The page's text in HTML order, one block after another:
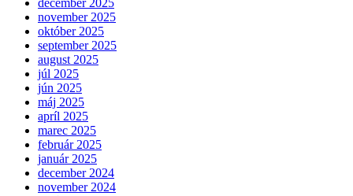
november 2025
október 2025
september 2025
august 2025
júl 2025
jún 2025
máj 2025
apríl 2025
marec 2025
február 2025
január 2025
december 2024
november 2024